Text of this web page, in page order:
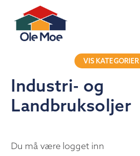
VIS KATEGORIER
Industri- og
Landbruksoljer
Du må være logget inn